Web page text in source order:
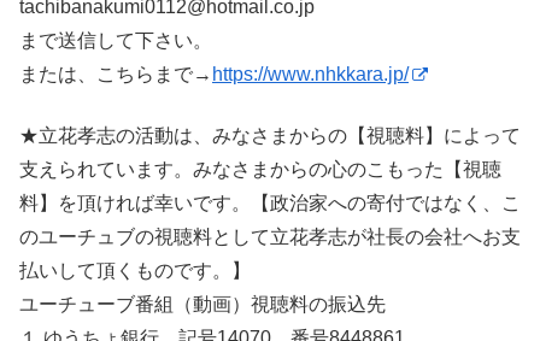
tachibanakumi0112@hotmail.co.jp
まで送信して下さい。
または、こちらまで→ https://www.nhkkara.jp/
★立花孝志の活動は、みなさまからの【視聴料】によって
支えられています。みなさまからの心のこもった【視聴
料】を頂ければ幸いです。【政治家への寄付ではなく、こ
のユーチュブの視聴料として立花孝志が社長の会社へお支
払いして頂くものです。】
ユーチューブ番組（動画）視聴料の振込先